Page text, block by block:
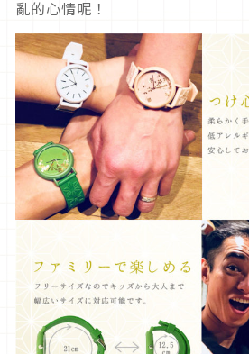
亂的心情呢！